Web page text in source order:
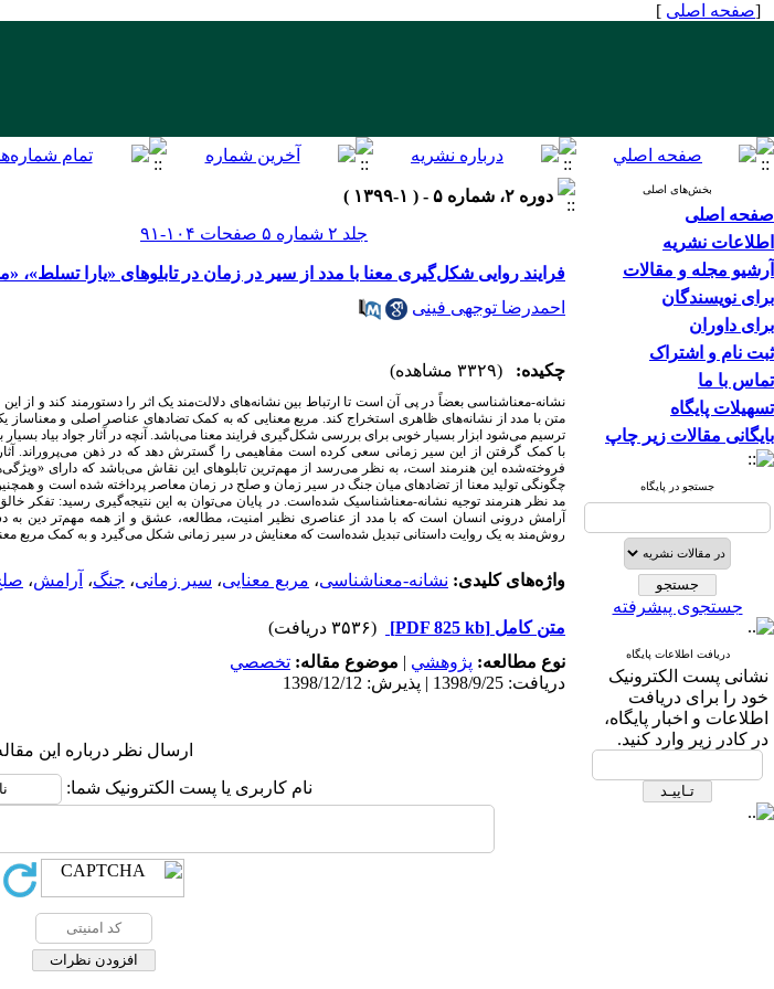
[صفحه اصلی ]
بخش‌های اصلی
صفحه اصلی
اطلاعات نشریه
آرشیو مجله و مقالات
برای نویسندگان
برای داوران
ثبت نام و اشتراک
تماس با ما
تسهیلات پایگاه
بایگانی مقالات زیر چاپ
جستجو در پایگاه
جستجوی پیشرفته
دریافت اطلاعات پایگاه
نشانی پست الکترونیک
خود را برای دریافت
اطلاعات و اخبار پایگاه،
در کادر زیر وارد کنید.
دوره ۲، شماره ۵ - ( ۱-۱۳۹۹ )
جلد ۲ شماره ۵ صفحات ۱۰۴-۹۱
فرایند روایی شکل‌گیری معنا با مدد از سیر در زمان در تابلوهای «یارا تسلط»،
احمدرضا توجهی فینی
چکیده: (۳۳۲۹ مشاهده)
نشانه-معناشناسی بعضاً در پی آن است تا ارتباط بین نشانه‌های دلالت‌مند یک اثر را دستورمند کند و از
متن با مدد از نشانه‌های ظاهری استخراج کند. مربع معنایی که به کمک تضاد‌های عناصر اصلی و
ترسیم می‌شود ابزار بسیار خوبی برای بررسی شکل‌گیری فرایند معنا می‌باشد. آنچه در آثار جواد بیاد
با کمک گرفتن از این سیر زمانی سعی کرده است مفاهیمی را گسترش دهد که در ذهن می‌پروراند. آثاری
فروخته‌شده این هنرمند است، به نظر می‌رسد از مهم‌ترین تابلو‌های این نقاش می‌باشد که دارای
چگونگی تولید معنا از تضاد‌های میان جنگ در سیر زمان و صلح در زمان معاصر پرداخته‌ شده‌ است و
مد نظر هنرمند توجیه نشانه‌-معناشناسیک شده‌است. در پایان می‌توان به این نتیجه‌‌گیری رسید: تفکر
آرامش درونی انسان است که با مدد از عناصری نظیر امنیت، مطالعه، عشق و از همه مهم‌تر دین به
روش‌مند به یک روایت داستانی تبدیل شده‌است که معنایش در سیر زمانی شکل می‌گیرد و به کمک مربع
واژه‌های کلیدی: نشانه-معناشناسی، مربع معنایی، سیر زمانی، جنگ، آرامش،
متن کامل [PDF 825 kb]
(۳۵۳۶ دریافت)
نوع مطالعه: پژوهشي | موضوع مقاله: تخصصي
دریافت: 1398/9/25 | پذیرش: 1398/12/12
ارسال نظر درباره این
نام کاربری یا پست الکترونیک شما: